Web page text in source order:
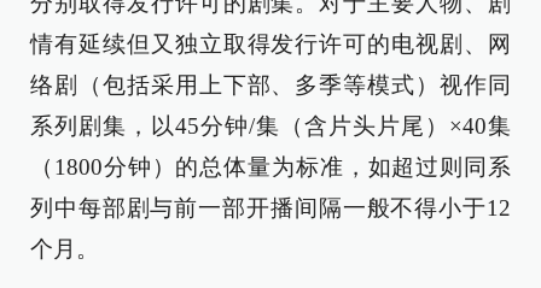
情有延续但又独立取得发行许可的电视剧、网
络剧（包括采用上下部、多季等模式）视作同
系列剧集，以45分钟/集（含片头片尾）×40集
（1800分钟）的总体量为标准，如超过则同系
列中每部剧与前一部开播间隔一般不得小于12
个月。